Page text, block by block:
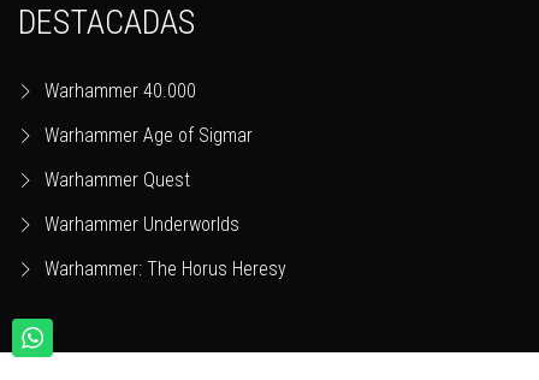
DESTACADAS
Warhammer 40.000
Warhammer Age of Sigmar
Warhammer Quest
Warhammer Underworlds
Warhammer: The Horus Heresy